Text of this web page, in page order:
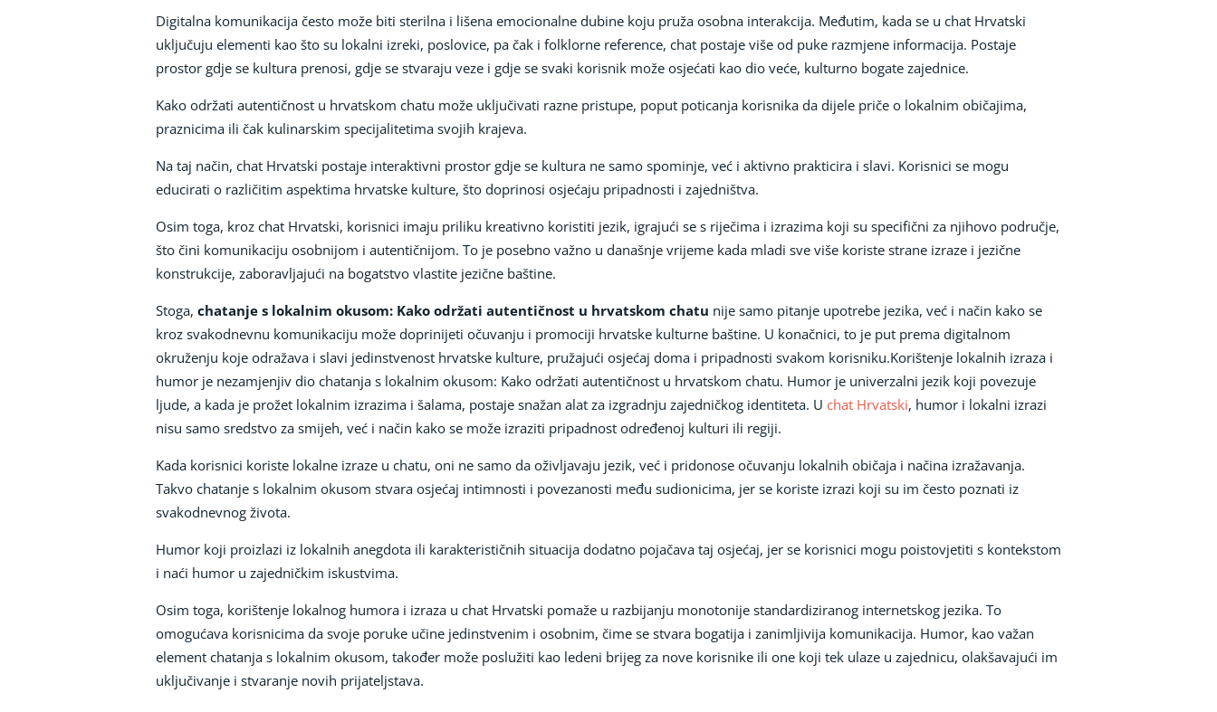
Digitalna komunikacija često može biti sterilna i lišena emocionalne dubine koju pruža osobna interakcija. Međutim, kada se u chat Hrvatski
uključuju elementi kao što su lokalni izreki, poslovice, pa čak i folklorne reference, chat postaje više od puke razmjene informacija. Postaje
prostor gdje se kultura prenosi, gdje se stvaraju veze i gdje se svaki korisnik može osjećati kao dio veće, kulturno bogate zajednice.
Kako održati autentičnost u hrvatskom chatu može uključivati razne pristupe, poput poticanja korisnika da dijele priče o lokalnim običajima,
praznicima ili čak kulinarskim specijalitetima svojih krajeva.
Na taj način, chat Hrvatski postaje interaktivni prostor gdje se kultura ne samo spominje, već i aktivno prakticira i slavi. Korisnici se mogu
educirati o različitim aspektima hrvatske kulture, što doprinosi osjećaju pripadnosti i zajedništva.
Osim toga, kroz chat Hrvatski, korisnici imaju priliku kreativno koristiti jezik, igrajući se s riječima i izrazima koji su specifični za njihovo područje,
što čini komunikaciju osobnijom i autentičnijom. To je posebno važno u današnje vrijeme kada mladi sve više koriste strane izraze i jezične
konstrukcije, zaboravljajući na bogatstvo vlastite jezične baštine.
Stoga, chatanje s lokalnim okusom: Kako održati autentičnost u hrvatskom chatu nije samo pitanje upotrebe jezika, već i način kako se
kroz svakodnevnu komunikaciju može doprinijeti očuvanju i promociji hrvatske kulturne baštine. U konačnici, to je put prema digitalnom
okruženju koje odražava i slavi jedinstvenost hrvatske kulture, pružajući osjećaj doma i pripadnosti svakom korisniku.Korištenje lokalnih izraza i
humor je nezamjenjiv dio chatanja s lokalnim okusom: Kako održati autentičnost u hrvatskom chatu. Humor je univerzalni jezik koji povezuje
ljude, a kada je prožet lokalnim izrazima i šalama, postaje snažan alat za izgradnju zajedničkog identiteta. U chat Hrvatski, humor i lokalni izrazi
nisu samo sredstvo za smijeh, već i način kako se može izraziti pripadnost određenoj kulturi ili regiji.
Kada korisnici koriste lokalne izraze u chatu, oni ne samo da oživljavaju jezik, već i pridonose očuvanju lokalnih običaja i načina izražavanja.
Takvo chatanje s lokalnim okusom stvara osjećaj intimnosti i povezanosti među sudionicima, jer se koriste izrazi koji su im često poznati iz
svakodnevnog života.
Humor koji proizlazi iz lokalnih anegdota ili karakterističnih situacija dodatno pojačava taj osjećaj, jer se korisnici mogu poistovjetiti s kontekstom
i naći humor u zajedničkim iskustvima.
Osim toga, korištenje lokalnog humora i izraza u chat Hrvatski pomaže u razbijanju monotonije standardiziranog internetskog jezika. To
omogućava korisnicima da svoje poruke učine jedinstvenim i osobnim, čime se stvara bogatija i zanimljivija komunikacija. Humor, kao važan
element chatanja s lokalnim okusom, također može poslužiti kao ledeni brijeg za nove korisnike ili one koji tek ulaze u zajednicu, olakšavajući im
uključivanje i stvaranje novih prijateljstava.